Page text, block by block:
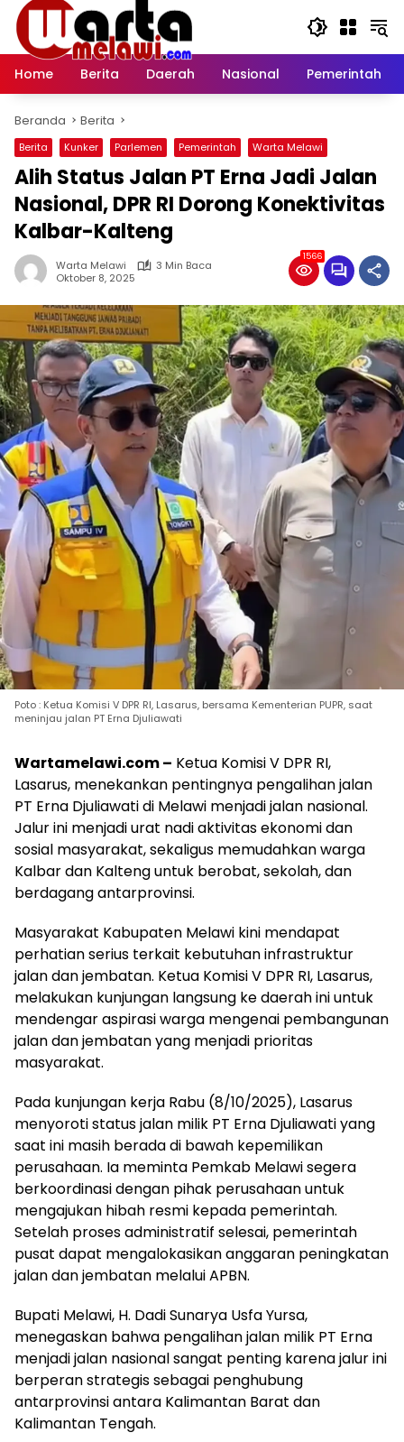
Langsung
konten
Home
Berita Daerah Nasional Pemerintah
Beranda Berita
Berita Kunker Parlemen Pemerintah Warta Melawi
Alih Status Jalan PT Erna Jadi Jalan
Nasional, DPR RI Dorong Konektivitas
Kalbar-Kalteng
Warta Melawi
3 Min Baca
Oktober 8, 2025
1566
Poto : Ketua Komisi V DPR RI, Lasarus, bersama Kementerian PUPR, saat
meninjau jalan PT Erna Djuliawati
Wartamelawi.com – Ketua Komisi V DPR RI,
Lasarus, menekankan pentingnya pengalihan jalan
PT Erna Djuliawati di Melawi menjadi jalan nasional.
Jalur ini menjadi urat nadi aktivitas ekonomi dan
sosial masyarakat, sekaligus memudahkan warga
Kalbar dan Kalteng untuk berobat, sekolah, dan
berdagang antarprovinsi.
Masyarakat Kabupaten Melawi kini mendapat
perhatian serius terkait kebutuhan infrastruktur
jalan dan jembatan. Ketua Komisi V DPR RI, Lasarus,
melakukan kunjungan langsung ke daerah ini untuk
mendengar aspirasi warga mengenai pembangunan
jalan dan jembatan yang menjadi prioritas
masyarakat.
Pada kunjungan kerja Rabu (8/10/2025), Lasarus
menyoroti status jalan milik PT Erna Djuliawati yang
saat ini masih berada di bawah kepemilikan
perusahaan. Ia meminta Pemkab Melawi segera
berkoordinasi dengan pihak perusahaan untuk
mengajukan hibah resmi kepada pemerintah.
Setelah proses administratif selesai, pemerintah
pusat dapat mengalokasikan anggaran peningkatan
jalan dan jembatan melalui APBN.
Bupati Melawi, H. Dadi Sunarya Usfa Yursa,
menegaskan bahwa pengalihan jalan milik PT Erna
menjadi jalan nasional sangat penting karena jalur ini
berperan strategis sebagai penghubung
antarprovinsi antara Kalimantan Barat dan
Kalimantan Tengah.